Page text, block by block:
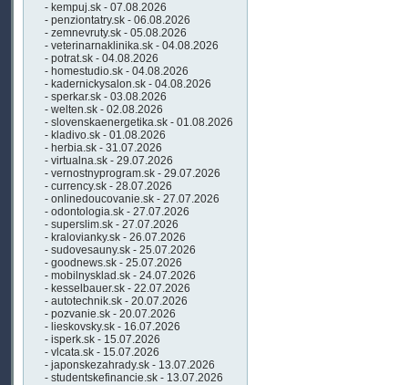
- kempuj.sk - 07.08.2026
- penziontatry.sk - 06.08.2026
- zemnevruty.sk - 05.08.2026
- veterinarnaklinika.sk - 04.08.2026
- potrat.sk - 04.08.2026
- homestudio.sk - 04.08.2026
- kadernickysalon.sk - 04.08.2026
- sperkar.sk - 03.08.2026
- welten.sk - 02.08.2026
- slovenskaenergetika.sk - 01.08.2026
- kladivo.sk - 01.08.2026
- herbia.sk - 31.07.2026
- virtualna.sk - 29.07.2026
- vernostnyprogram.sk - 29.07.2026
- currency.sk - 28.07.2026
- onlinedoucovanie.sk - 27.07.2026
- odontologia.sk - 27.07.2026
- superslim.sk - 27.07.2026
- kralovianky.sk - 26.07.2026
- sudovesauny.sk - 25.07.2026
- goodnews.sk - 25.07.2026
- mobilnysklad.sk - 24.07.2026
- kesselbauer.sk - 22.07.2026
- autotechnik.sk - 20.07.2026
- pozvanie.sk - 20.07.2026
- lieskovsky.sk - 16.07.2026
- isperk.sk - 15.07.2026
- vlcata.sk - 15.07.2026
- japonskezahrady.sk - 13.07.2026
- studentskefinancie.sk - 13.07.2026